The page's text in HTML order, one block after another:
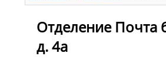
Отделение Почта
д. 4а